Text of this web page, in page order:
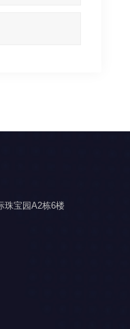
珠宝园A2栋6楼